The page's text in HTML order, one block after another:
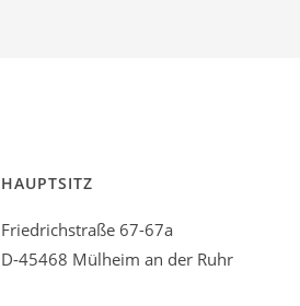
HAUPTSITZ
Friedrichstraße 67-67a
D-45468 Mülheim an der Ruhr